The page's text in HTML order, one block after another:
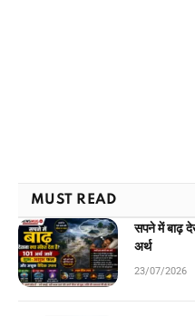
MUST READ
सपने में बाढ़
अर्थ
23/07/2026